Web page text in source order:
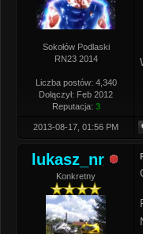
Sokołów Podlaski
RN23 2014
Liczba postów: 4,340
Dołączył: Feb 2012
Reputacja: 3
2013-08-17, 01:56 PM
lukasz_nr
Konkretny